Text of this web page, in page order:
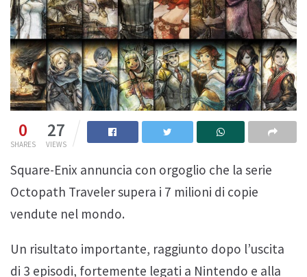
0
SHARES
27
VIEWS
Square-Enix annuncia con orgoglio che la serie
Octopath Traveler supera i 7 milioni di copie
vendute nel mondo.
Un risultato importante, raggiunto dopo l’uscita
di 3 episodi, fortemente legati a Nintendo e alla